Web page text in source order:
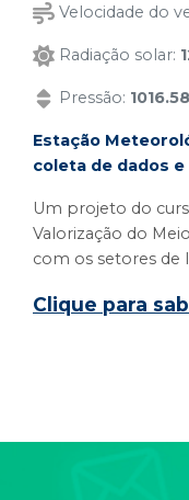
Velocidade do
Radiação solar:
Pressão:
Estação
coleta de dados
Um projeto do
Valorização do
com os setores de
Clique para